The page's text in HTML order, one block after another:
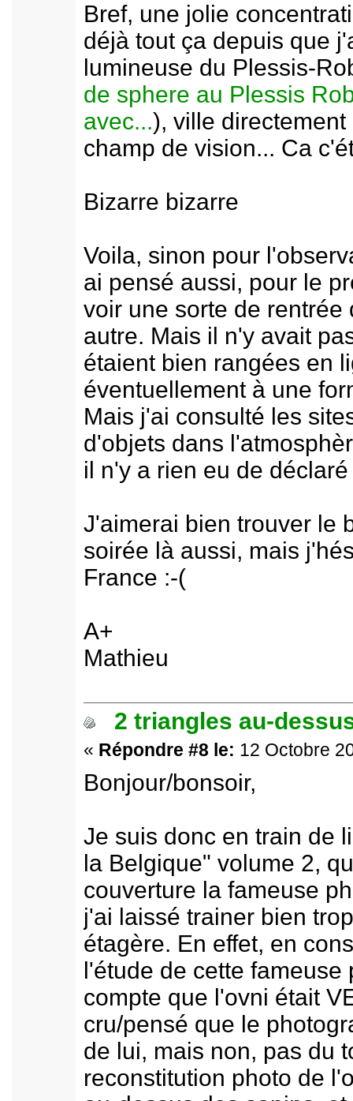
Bref, une jolie
déjà tout ça depuis que
lumineuse du Plessis-
de sphere au Plessis
avec...), ville
champ de vision... Ca
Bizarre bizarre
Voila, sinon pour
ai pensé aussi, pour le
voir une sorte de
autre. Mais il n'y avait
étaient bien rangées en
éventuellement à une
Mais j'ai consulté les
d'objets dans
il n'y a rien eu de
J'aimerai bien trouver le
soirée là aussi, mais
France :-(
A+
Mathieu
2 triangles au-
« Répondre #8 le: 12 Octobre
Bonjour/bonsoir,
Je suis donc en train de
la Belgique" volume 2,
couverture la fameuse
j'ai laissé trainer bien
étagère. En effet, en
l'étude de cette
compte que l'ovni était
cru/pensé que le
de lui, mais non, pas du
reconstitution photo de